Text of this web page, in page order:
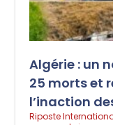
Algérie : un
25 morts et
l’inaction
Riposte